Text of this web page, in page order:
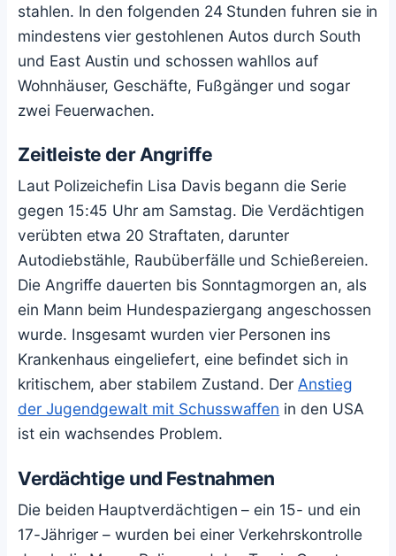
stahlen. In den folgenden 24 Stunden fuhren sie in
mindestens vier gestohlenen Autos durch South
und East Austin und schossen wahllos auf
Wohnhäuser, Geschäfte, Fußgänger und sogar
zwei Feuerwachen.
Zeitleiste der Angriffe
Laut Polizeichefin Lisa Davis begann die Serie
gegen 15:45 Uhr am Samstag. Die Verdächtigen
verübten etwa 20 Straftaten, darunter
Autodiebstähle, Raubüberfälle und Schießereien.
Die Angriffe dauerten bis Sonntagmorgen an, als
ein Mann beim Hundespaziergang angeschossen
wurde. Insgesamt wurden vier Personen ins
Krankenhaus eingeliefert, eine befindet sich in
kritischem, aber stabilem Zustand. Der Anstieg
der Jugendgewalt mit Schusswaffen in den USA
ist ein wachsendes Problem.
Verdächtige und Festnahmen
Die beiden Hauptverdächtigen – ein 15- und ein
17-Jähriger – wurden bei einer Verkehrskontrolle